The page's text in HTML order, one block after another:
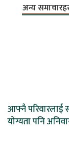
अन्य
आफ्नै परिवारलाई
योग्यता पनि